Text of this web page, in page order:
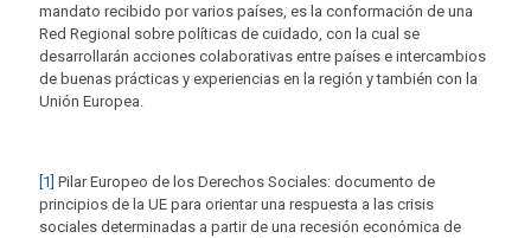
mandato recibido por varios países, es la conformación de una
Red Regional sobre políticas de cuidado, con la cual se
desarrollarán acciones colaborativas entre países e intercambios
de buenas prácticas y experiencias en la región y también con la
Unión Europea.
[1] Pilar Europeo de los Derechos Sociales: documento de
principios de la UE para orientar una respuesta a las crisis
sociales determinadas a partir de una recesión económica de